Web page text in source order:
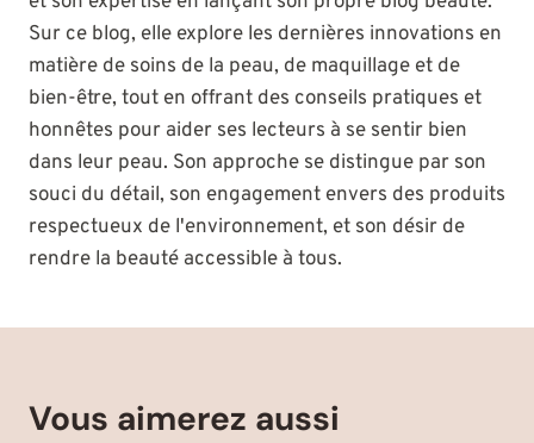
Sur ce blog, elle explore les dernières innovations en
matière de soins de la peau, de maquillage et de
bien-être, tout en offrant des conseils pratiques et
honnêtes pour aider ses lecteurs à se sentir bien
dans leur peau. Son approche se distingue par son
souci du détail, son engagement envers des produits
respectueux de l'environnement, et son désir de
rendre la beauté accessible à tous.
Vous aimerez aussi